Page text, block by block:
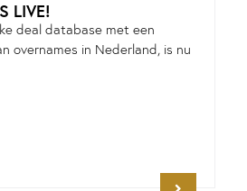
LIVE!
deal database met een
overnames in Nederland, is nu